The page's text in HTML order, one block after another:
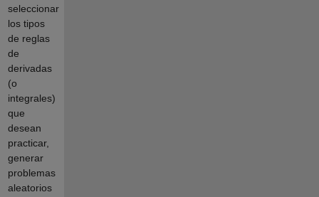
seleccionar
los tipos
de reglas
de
derivadas
(o
integrales)
que
desean
practicar,
generar
problemas
aleatorios